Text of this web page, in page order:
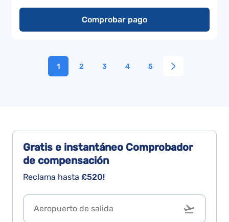
Comprobar pago
1 2 3 4 5
Gratis e instantáneo Comprobador
de compensación
Reclama hasta £520!